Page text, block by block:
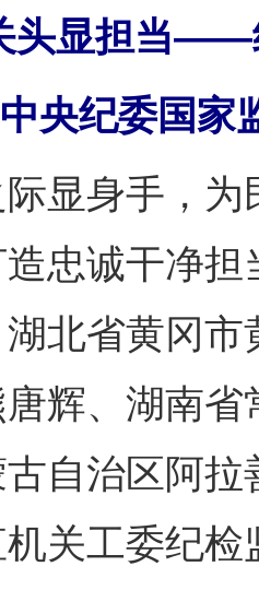
头显担当——
中央纪委国家
身手，为
忠诚干净
北省黄冈
辉、湖南
自治区阿
关工委纪